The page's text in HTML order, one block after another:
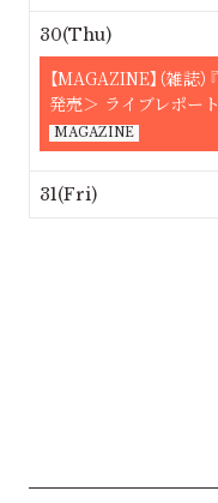
30(Thu)
【MAGAZINE】（雑誌
発売＞ ライブレポー
MAGAZINE
31(Fri)